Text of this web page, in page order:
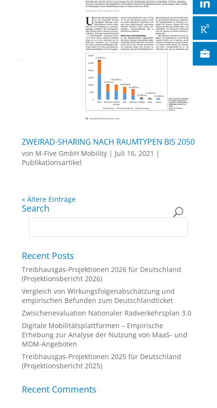
ZWEIRAD-SHARING NACH RAUMTYPEN BIS 2050
von M-Five GmbH Mobility| Juli 16, 2021 |
Publikationsartikel
« Ältere Einträge
Search
Recent Posts
Treibhausgas-Projektionen 2026 für Deutschland
(Projektionsbericht 2026)
Vergleich von Wirkungsfolgenabschätzung und
empirischen Befunden zum Deutschlandticket
Zwischenevaluation Nationaler Radverkehrsplan 3.0
Digitale Mobilitätsplattformen – Empirische
Erhebung zur Analyse der Nutzung von MaaS- und
MDM-Angeboten
Treibhausgas-Projektionen 2025 für Deutschland
(Projektionsbericht 2025)
Recent Comments